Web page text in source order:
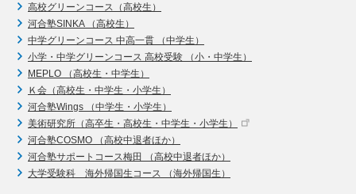
高校グリーンコース（高校生）
河合塾SINKA （高校生）
中学グリーンコース 中高一貫 （中学生）
小学・中学グリーンコース 高校受験 （小・中学生）
MEPLO （高校生・中学生）
Ｋ会（高校生・中学生・小学生）
河合塾Wings （中学生・小学生）
美術研究所（高卒生・高校生・中学生・小学生）
河合塾COSMO （高校中退者ほか）
河合塾サポートコース梅田 （高校中退者ほか）
大学受験科 海外帰国生コース （海外帰国生）